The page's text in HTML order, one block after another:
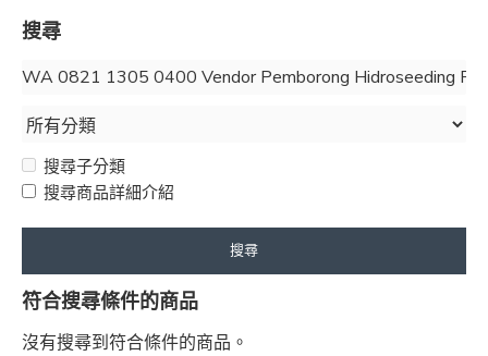
搜尋
搜尋子分類
搜尋商品詳細介紹
搜尋
符合搜尋條件的商品
沒有搜尋到符合條件的商品。